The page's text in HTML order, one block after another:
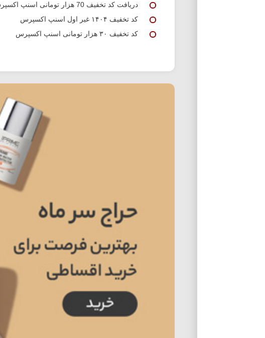
دریافت کد تخفیف 70 هزار تومانی اسنپ اکسپرس
کد تخفیف ۱۴۰۴ غیر اول اسنپ اکسپرس
کد تخفیف ۳۰ هزار تومانی اسنپ اکسپرس